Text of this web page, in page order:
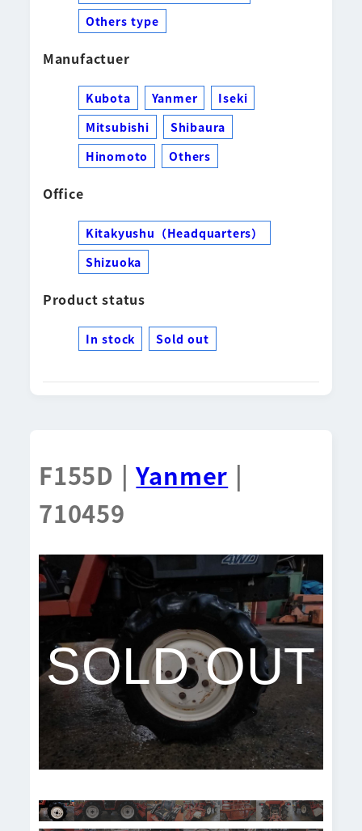
Others type
Manufactuer
Kubota Yanmer
Iseki
Mitsubishi
Shibaura
Hinomoto
Others
Office
Kitakyushu（Headquarters）
Shizuoka
Product status
In stock Sold out
F155D |Yanmer |
710459
SOLD OUT